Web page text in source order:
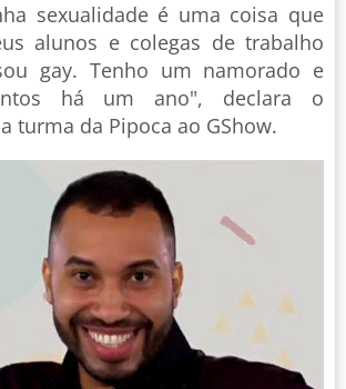
sexualidade é uma coisa que
alunos e colegas de trabalho
gay. Tenho um namorado e
há um ano", declara o
turma da Pipoca ao GShow.